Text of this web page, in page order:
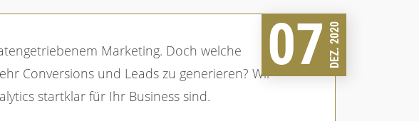
07DEZ. 2020
Conversions und Leads zu generieren? Wir
startklar für Ihr Business sind.